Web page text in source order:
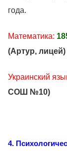
года.
Математика:
(Артур, лицей)
Украинский
СОШ №10)
4.